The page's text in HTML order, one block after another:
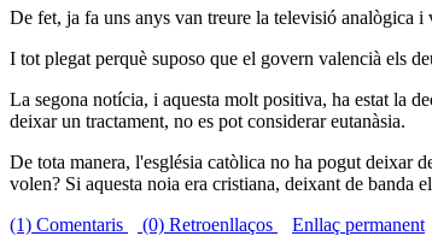
De fet, ja fa uns anys van treure la televisió analògica
I tot plegat perquè suposo que el govern valencià els
La segona notícia, i aquesta molt positiva, ha estat la
deixar un tractament, no es pot considerar eutanàsia.
De tota manera, l'església catòlica no ha pogut deixar
volen? Si aquesta noia era cristiana, deixant de banda
(1) Comentaris
(0) Retroenllaços Enllaç permanent